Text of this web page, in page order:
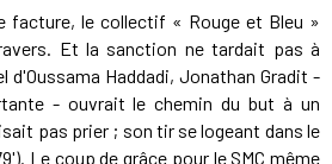
facture, le collectif « Rouge et Bleu »
Et la sanction ne tardait pas à
d'Oussama Haddadi, Jonathan Gradit -
- ouvrait le chemin du but à un
pas prier ; son tir se logeant dans le
Le coup de grâce pour le SMC même